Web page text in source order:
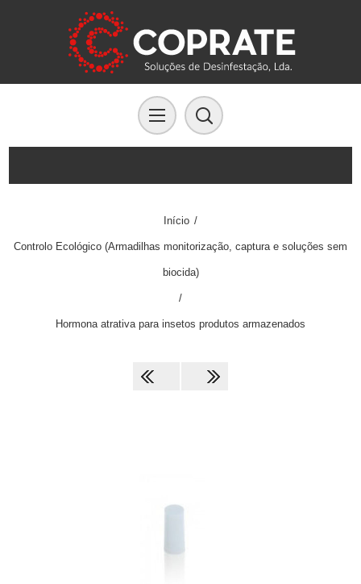
Início /
Controlo Ecológico (Armadilhas monitorização, captura e soluções sem
biocida)
/
Hormona atrativa para insetos produtos armazenados